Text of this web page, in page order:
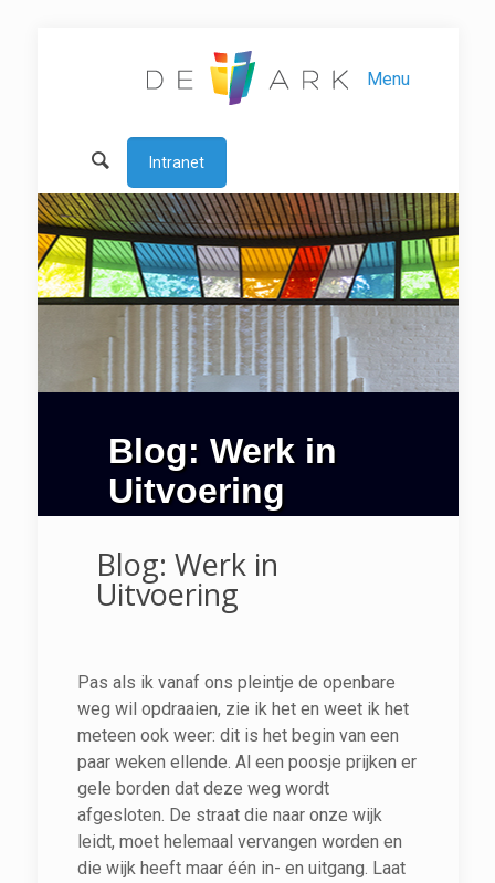
Menu
Intranet
Blog: Werk in
Uitvoering
Blog: Werk in
Uitvoering
Pas als ik vanaf ons pleintje de openbare
weg wil opdraaien, zie ik het en weet ik het
meteen ook weer: dit is het begin van een
paar weken ellende. Al een poosje prijken er
gele borden dat deze weg wordt
afgesloten. De straat die naar onze wijk
leidt, moet helemaal vervangen worden en
die wijk heeft maar één in- en uitgang. Laat